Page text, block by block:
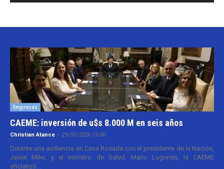
Empresas
CAEME: inversión de u$s 8.000 M en seis años
Christian Atance - 29/05/2026 15:00
Durante una audiencia en Casa Rosada con el presidente de la Nación,
Javier Milei, y el ministro de Salud, Mario Lugones, la CAEME
oficializó...